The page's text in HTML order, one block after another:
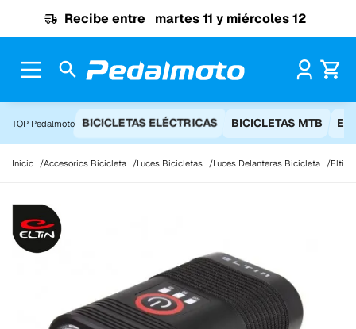
Recibe entre martes 11 y miércoles 12
TOP Pedalmoto BICICLETAS ELÉCTRICAS BICICLETAS MTB
Inicio Accesorios Bicicleta Luces Bicicletas Luces Delanteras Bicicleta Eltin